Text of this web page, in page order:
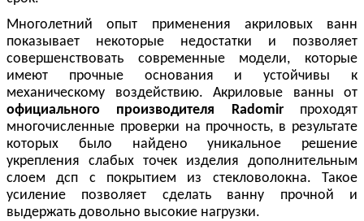
Многолетний опыт применения акриловых ванн
показывает некоторые недостатки и позволяет
совершенствовать современные модели, которые
имеют прочные основания и устойчивы к
механическому воздействию. Акриловые ванны от
официального производителя
Radomir проходят
многочисленные проверки на прочность, в результате
которых было найдено уникальное решение
укрепления слабых точек изделия дополнительным
слоем дсп с покрытием из стекловолокна. Такое
усиление позволяет сделать ванну прочной и
выдержать довольно высокие нагрузки.